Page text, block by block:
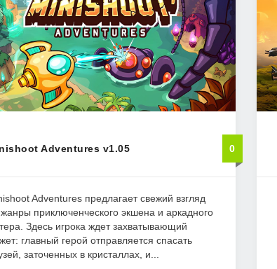
Adventures v1.05 0
Adventures предлагает свежий взгляд
приключенческого экшена и аркадного
Здесь игрока ждет захватывающий
главный герой отправляется спасать
заточенных в кристаллах, и...